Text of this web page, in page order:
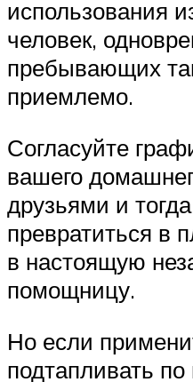
использования
человек,
пребывающих
приемлемо.
Согласуйте
вашего
друзьями и
превратиться в
в настоящую
помощницу.
Но если
подтапливать